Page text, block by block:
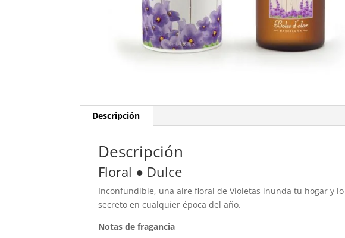
Descripción
Descripción
Floral ● Dulce
Inconfundible, una aire floral de Violetas inunda tu hogar y
secreto en cualquier época del año.
Notas de fragancia